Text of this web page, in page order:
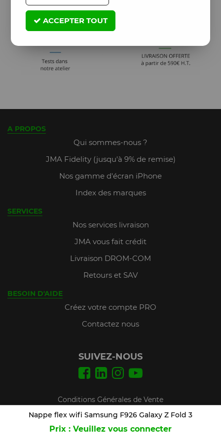
Nappe flex wifi Samsung F926 Galaxy Z Fold 3
Prix : Veuillez vous connecter
A PROPOS
Qui sommes-nous ?
JMA Fidelity (jusqu'à 9% de remise)
Nos gamme d'écran iPhone
Index des marques
SERVICES
Nos services livraison
JMA vous fait crédit
Livraison DROM-COM
Retours et SAV
BESOIN D'AIDE
Créez votre compte PRO
Contactez nous
SUIVEZ-NOUS
Conditions Générales de Vente
Mentions légales
Plan du site
ACCEPTER TOUT